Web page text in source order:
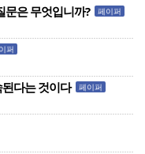
문은 무엇입니까? 페이퍼
퍼
된다는 것이다 페이퍼